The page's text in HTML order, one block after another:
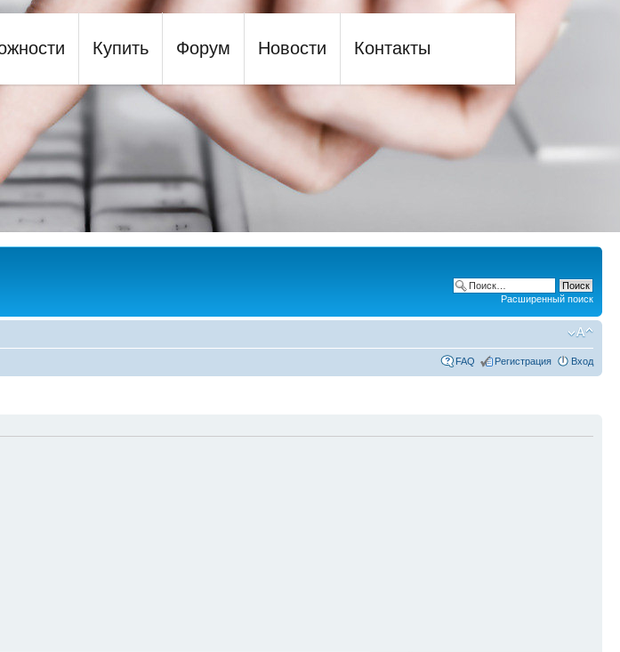
Купить Форум Новости Контакты
Расширенный поиск
FAQ Регистрация Вход